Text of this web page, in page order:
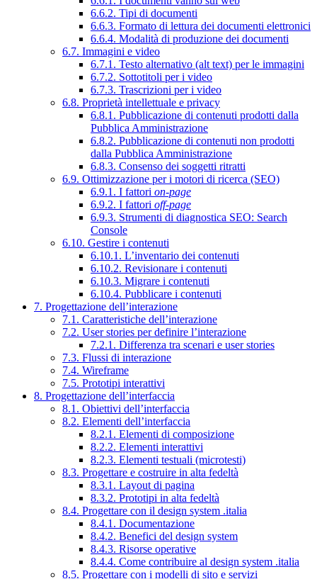
6.6.2. Tipi di documenti
6.6.3. Formato di lettura dei documenti elettronici
6.6.4. Modalità di produzione dei documenti
6.7. Immagini e video
6.7.1. Testo alternativo (alt text) per le immagini
6.7.2. Sottotitoli per i video
6.7.3. Trascrizioni per i video
6.8. Proprietà intellettuale e privacy
6.8.1. Pubblicazione di contenuti prodotti dalla
Pubblica Amministrazione
6.8.2. Pubblicazione di contenuti non prodotti
dalla Pubblica Amministrazione
6.8.3. Consenso dei soggetti ritratti
6.9. Ottimizzazione per i motori di ricerca (SEO)
6.9.1. I fattori on-page
6.9.2. I fattori off-page
6.9.3. Strumenti di diagnostica SEO: Search
Console
6.10. Gestire i contenuti
6.10.1. L’inventario dei contenuti
6.10.2. Revisionare i contenuti
6.10.3. Migrare i contenuti
6.10.4. Pubblicare i contenuti
7. Progettazione dell’interazione
7.1. Caratteristiche dell’interazione
7.2. User stories per definire l’interazione
7.2.1. Differenza tra scenari e user stories
7.3. Flussi di interazione
7.4. Wireframe
7.5. Prototipi interattivi
8. Progettazione dell’interfaccia
8.1. Obiettivi dell’interfaccia
8.2. Elementi dell’interfaccia
8.2.1. Elementi di composizione
8.2.2. Elementi interattivi
8.2.3. Elementi testuali (microtesti)
8.3. Progettare e costruire in alta fedeltà
8.3.1. Layout di pagina
8.3.2. Prototipi in alta fedeltà
8.4. Progettare con il design system .italia
8.4.1. Documentazione
8.4.2. Benefici del design system
8.4.3. Risorse operative
8.4.4. Come contribuire al design system .italia
8.5. Progettare con i modelli di sito e servizi